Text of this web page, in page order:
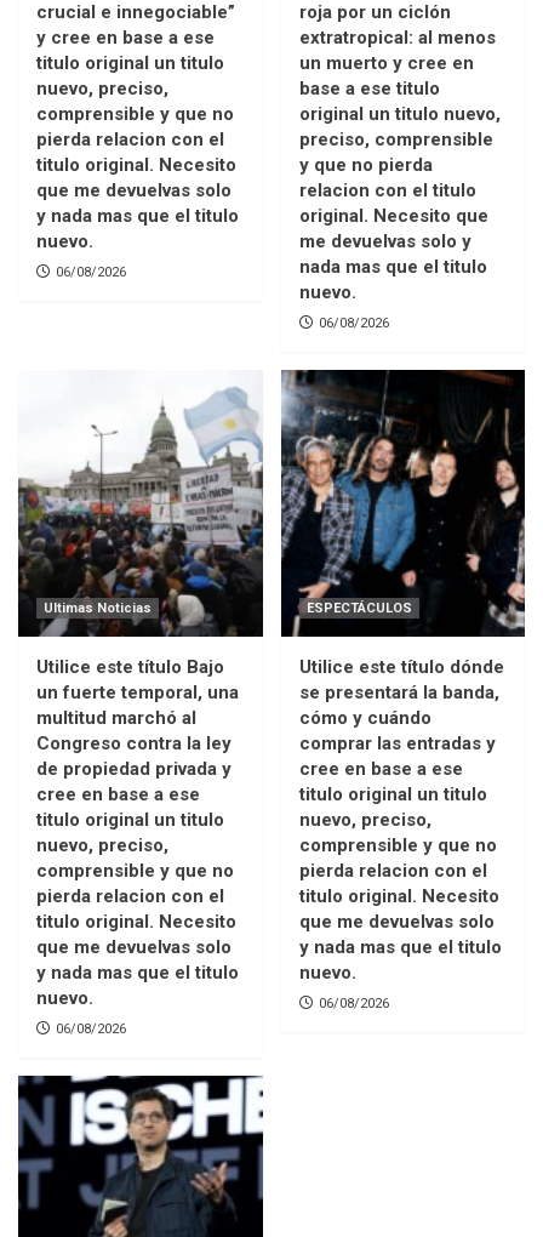
crucial e innegociable”
y cree en base a ese
titulo original un titulo
nuevo, preciso,
comprensible y que no
pierda relacion con el
titulo original. Necesito
que me devuelvas solo
y nada mas que el titulo
nuevo.
06/08/2026
roja por un ciclón
extratropical: al menos
un muerto y cree en
base a ese titulo
original un titulo nuevo,
preciso, comprensible
y que no pierda
relacion con el titulo
original. Necesito que
me devuelvas solo y
nada mas que el titulo
nuevo.
06/08/2026
Ultimas Noticias
Utilice este título Bajo
un fuerte temporal, una
multitud marchó al
Congreso contra la ley
de propiedad privada y
cree en base a ese
titulo original un titulo
nuevo, preciso,
comprensible y que no
pierda relacion con el
titulo original. Necesito
que me devuelvas solo
y nada mas que el titulo
nuevo.
06/08/2026
ESPECTÁCULOS
Utilice este título dónde
se presentará la banda,
cómo y cuándo
comprar las entradas y
cree en base a ese
titulo original un titulo
nuevo, preciso,
comprensible y que no
pierda relacion con el
titulo original. Necesito
que me devuelvas solo
y nada mas que el titulo
nuevo.
06/08/2026